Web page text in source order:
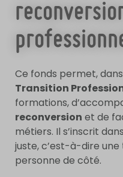
Ce fonds permet,
Transition
formations,
reconversion et de
métiers. Il s’inscrit
juste, c’est-à-dire une
personne de côté.